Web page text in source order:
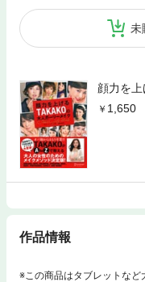
未
顔力を
1,650
作品情報
※この商品はタブレットなど